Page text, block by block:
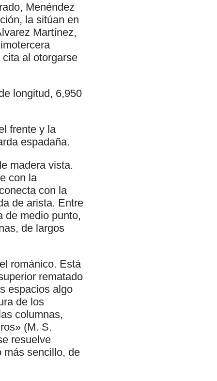
Menéndez
la sitúan en
Martínez,
al otorgarse
longitud, 6,950
frente y la
espadaña.
madera vista.
con la
con la
de arista. Entre
de medio punto,
de largos
románico. Está
rematado
espacios algo
de los
columnas,
(M. S.
resuelve
más sencillo, de